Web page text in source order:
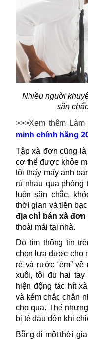
Nhiều người
săn
>>>Xem thêm
minh chính hãng
Tập xà đơn cũng
cơ thể được khỏe
tôi thấy mấy anh
rủ nhau qua phòng
luôn săn chắc,
địa chỉ bán xà đơn
thoải mái tại nhà.
Dò tìm thông tin
chọn lựa được cho
rẻ và rước “ẻm”
xuôi, tôi đu hai
hiện động tác hít
và kém chắc chắn
cho qua. Thế
bị té đau đớn khi
Bẵng đi một thời